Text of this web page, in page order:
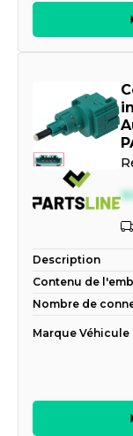
Description
Contenu de
Nombre de
Marque Véhicule